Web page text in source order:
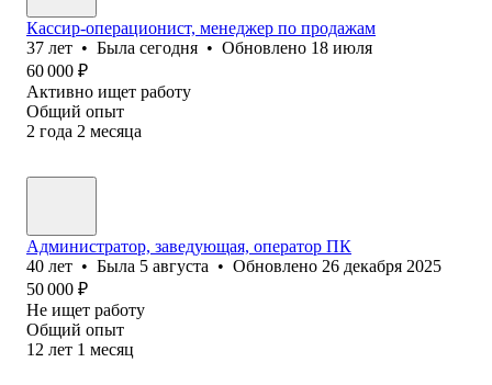
Кассир-операционист, менеджер по продажам
37 лет • Была сегодня • Обновлено 18 июля
60 000 ₽
Активно ищет работу
Общий опыт
2 года 2 месяца
Администратор, заведующая, оператор ПК
40 лет • Была 5 августа • Обновлено 26 декабря 2025
50 000 ₽
Не ищет работу
Общий опыт
12 лет 1 месяц